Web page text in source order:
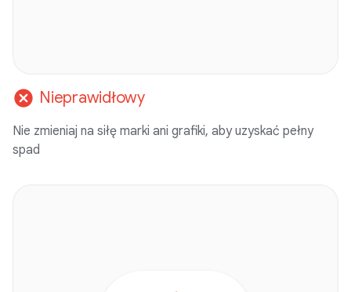
cancel Nieprawidłowy
Nie zmieniaj na siłę marki ani grafiki, aby uzyskać pełny
spad